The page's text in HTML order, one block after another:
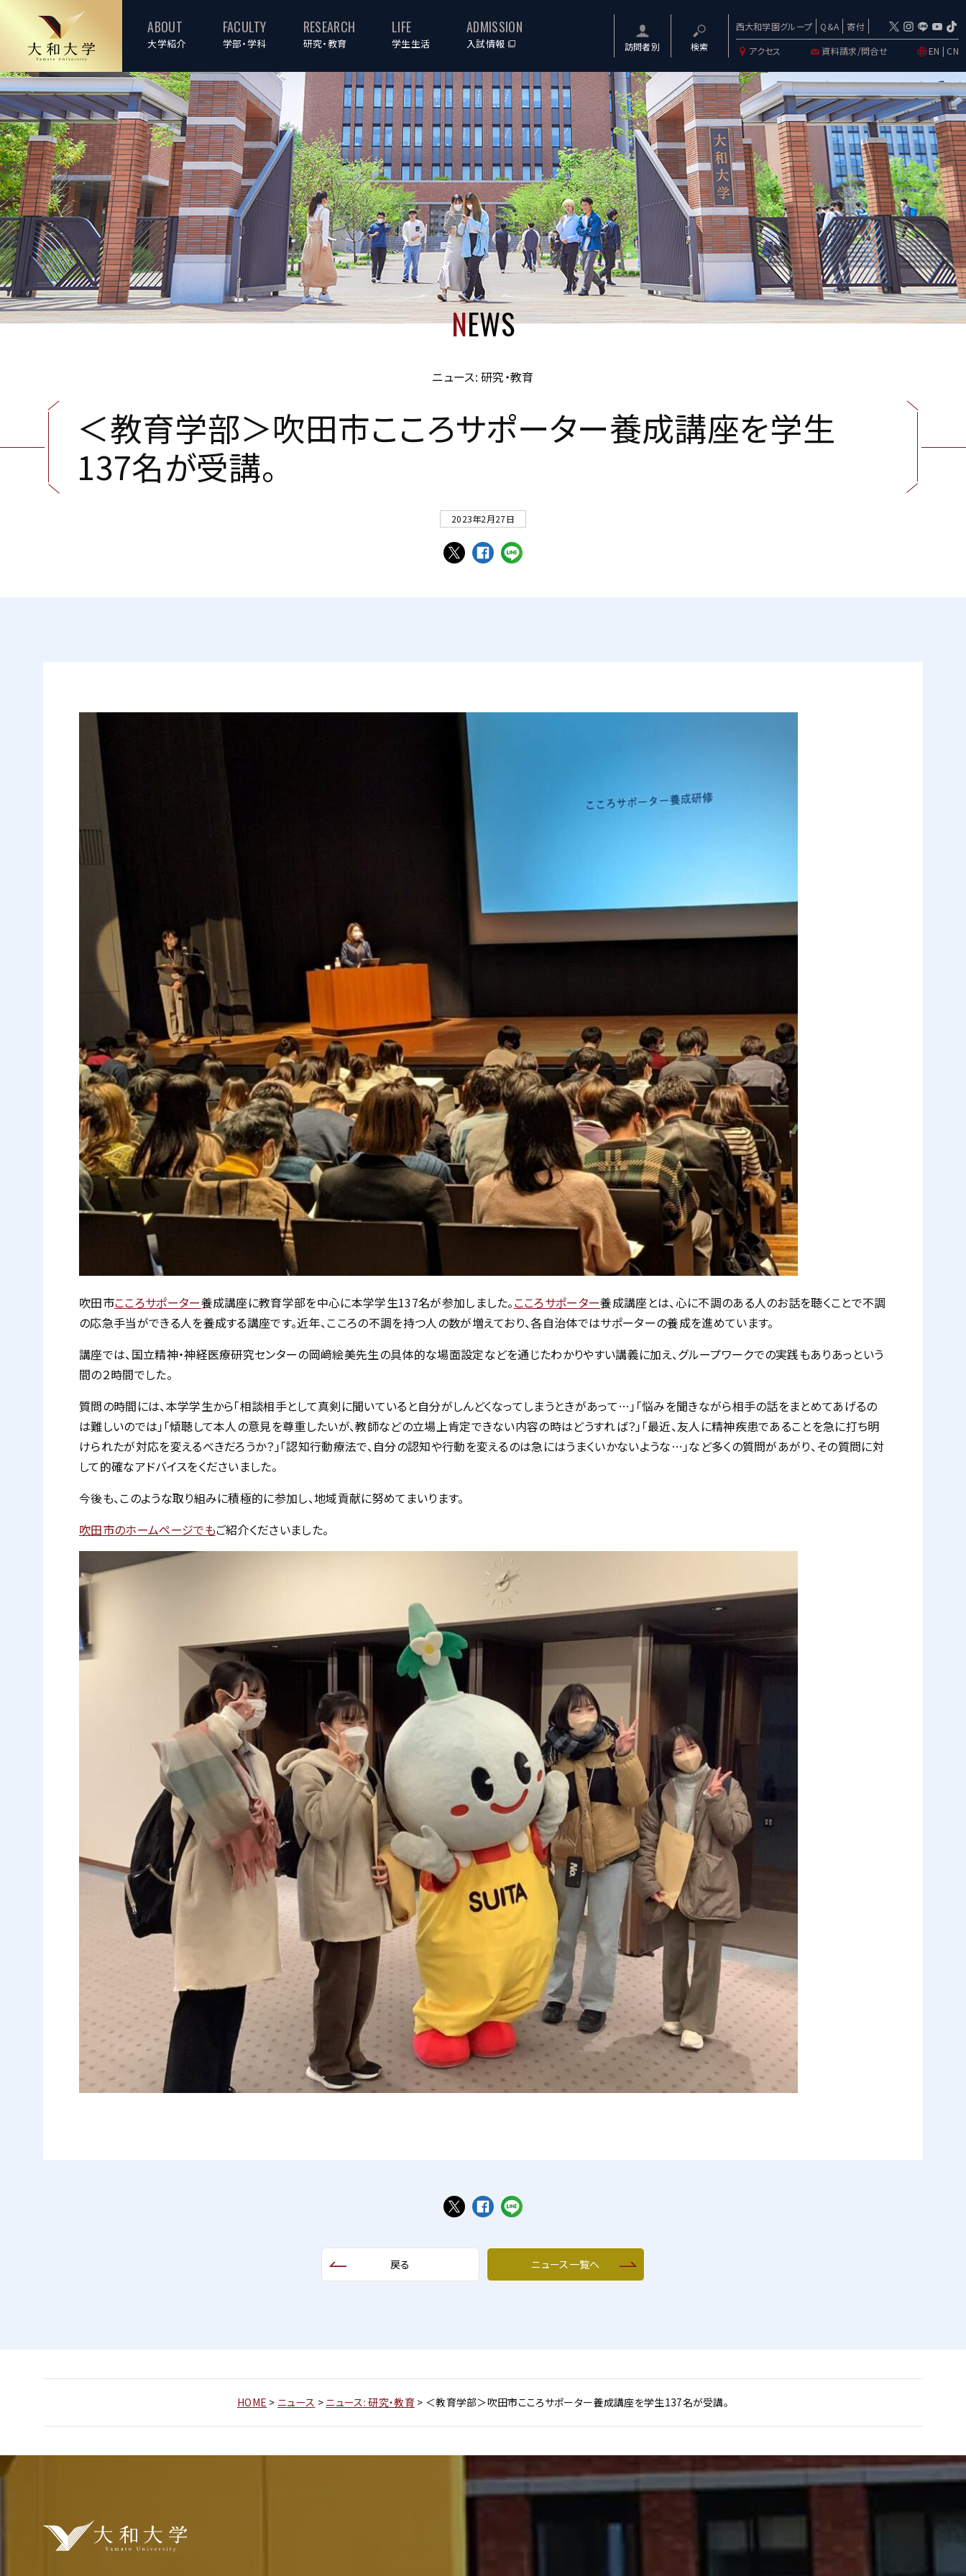
ABOUT
大学紹介
FACULTY
学部・学科
RESEARCH
研究・教育
LIFE
学生生活
ADMISSION
入試情報 訪問者別 検索
西大和学園グループ Q&A
寄付
アクセス
資料請求/問合せ EN | CN
NEWS
ニュース: 研究・教育
＜教育学部＞吹田市こころサポーター養成講座を学生
137名が受講。
2023年2月27日
吹田市こころサポーター養成講座に教育学部を中心に本学学生137名が参加しました。こころサポーター養成講座とは、心に不調のある人のお話を聴くことで不調
の応急手当ができる人を養成する講座です。近年、こころの不調を持つ人の数が増えており、各自治体ではサポーターの養成を進めています。
講座では、国立精神・神経医療研究センターの岡﨑絵美先生の具体的な場面設定などを通じたわかりやすい講義に加え、グループワークでの実践もありあっという
間の２時間でした。
質問の時間には、本学学生から「相談相手として真剣に聞いていると自分がしんどくなってしまうときがあって…」「悩みを聞きながら相手の話をまとめてあげるの
は難しいのでは」「傾聴して本人の意見を尊重したいが、教師などの立場上肯定できない内容の時はどうすれば？」「最近、友人に精神疾患であることを急に打ち明
けられたが対応を変えるべきだろうか？」「認知行動療法で、自分の認知や行動を変えるのは急にはうまくいかないような…」など多くの質問があがり、その質問に対
して的確なアドバイスをくださいました。
今後も、このような取り組みに積極的に参加し、地域貢献に努めてまいります。
吹田市のホームページでもご紹介くださいました。
戻る ニュース一覧へ
HOME > ニュース > ニュース: 研究・教育> ＜教育学部＞吹田市こころサポーター養成講座を学生137名が受講。